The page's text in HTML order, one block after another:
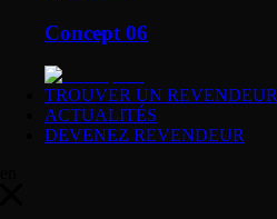
Concept 06
TROUVER UN REVENDEUR
ACTUALITÉS
DEVENEZ REVENDEUR